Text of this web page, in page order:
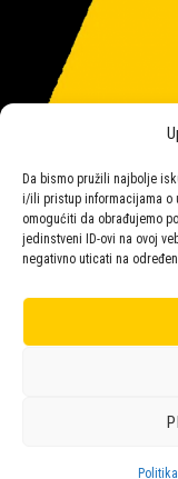
Da bismo pružili najbolje
i/ili pristup informacijama o
omogućiti da obrađujemo
jedinstveni ID-ovi na ovoj
negativno uticati na